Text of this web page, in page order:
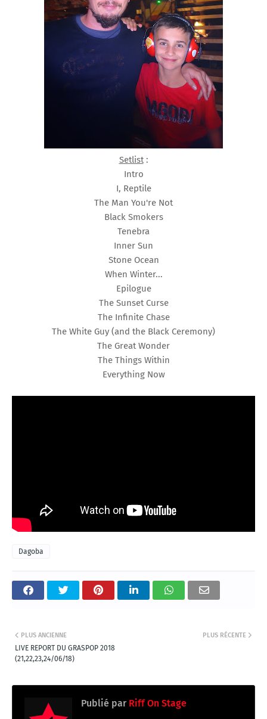
Setlist:
Intro
I, Reptile
The Man You're Not
Black Smokers
Tenebra
Inner Sun
Stone Ocean
When Winter...
Epilogue
The Sunset Curse
The Infinite Chase
The White Guy (and the Black Ceremony)
The Great Wonder
The Things Within
Everything Now
Dagoba
PLUS RÉCENTE
PLUS ANCIENNE
LIVE REPORT DU GRASPOP 2018
(21,22,23,24/06/18)
Publié par Riff On Stage